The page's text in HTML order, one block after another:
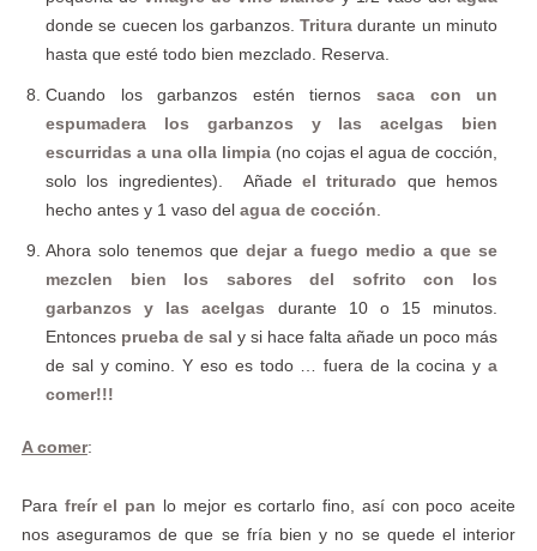
donde se cuecen los garbanzos. Trituradurante un minuto
hasta que esté todo bien mezclado. Reserva.
Cuando los garbanzos estén tiernos saca con un
espumadera los garbanzos y las acelgas bien
escurridas a una olla limpia(no cojas el agua de cocción,
solo los ingredientes). Añade el triturado que hemos
hecho antes y 1 vaso del agua de cocción
Ahora solo tenemos que dejar a fuego medio a que se
mezclen bien los sabores del sofrito con los
garbanzos y las acelgas durante 10 o 15 minutos.
Entonces prueba de sal y si hace falta añade un poco más
de sal y comino. Y eso es todo … fuera de la cocina ya
comer!!!
A comer:
Para freír el pan lo mejor es cortarlo fino, así con poco aceite
nos aseguramos de que se fría bien y no se quede el interior